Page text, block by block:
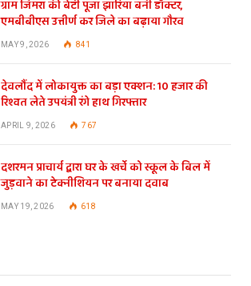
ग्राम जिमरा की बेटी पूजा झारिया बनी डॉक्टर,
एमबीबीएस उत्तीर्ण कर जिले का बढ़ाया गौरव
MAY 9, 2026 841
देवलौंद में लोकायुक्त का बड़ा एक्शन: 10 हजार की
रिश्वत लेते उपयंत्री रंगे हाथ गिरफ्तार
APRIL 9, 2026 767
दशरमन प्राचार्य द्वारा घर के खर्चे को स्कूल के बिल में
जुड़वाने का टेक्नीशियन पर बनाया दवाब
MAY 19, 2026 618